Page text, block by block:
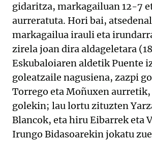
gidaritza, markagailuan 12-7
aurreratuta. Hori bai,
markagailua irauli eta
zirela joan dira aldageletara
Eskubaloiaren aldetik Puente
goleatzaile nagusiena, zazpi
Torrego eta Moñuxen
golekin; lau lortu zituzten
Blancok, eta hiru Eibarrek eta
Irungo Bidasoarekin jokatu